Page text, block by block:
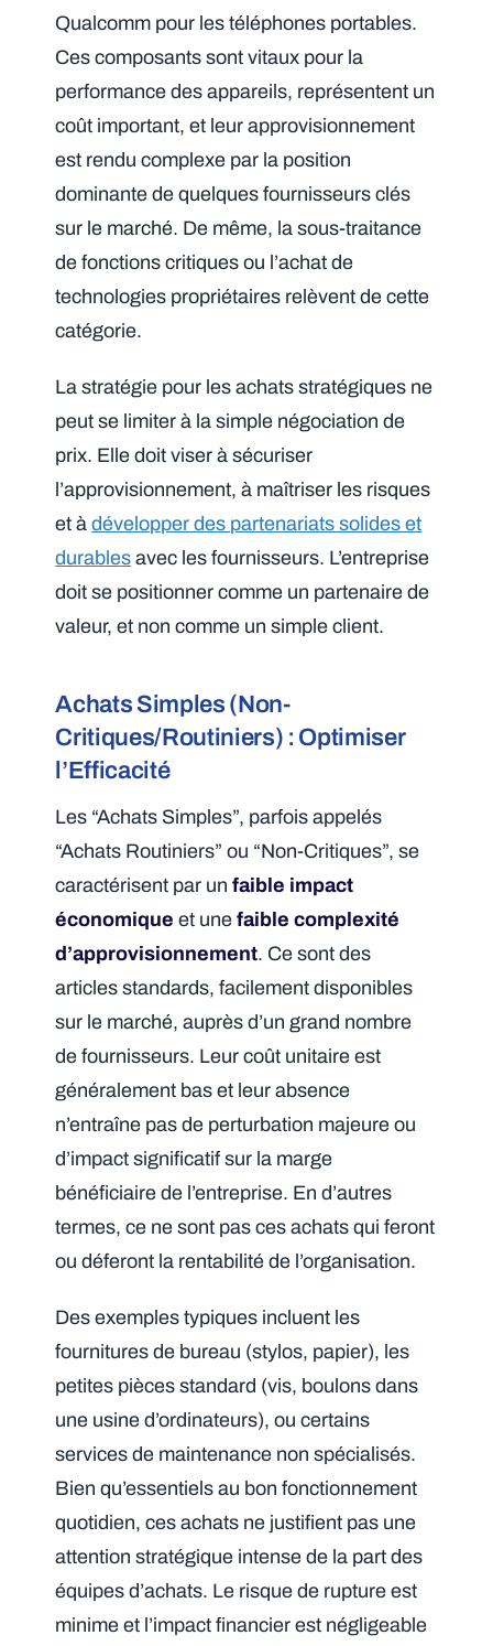
Qualcomm pour les téléphones portables.
Ces composants sont vitaux pour la
performance des appareils, représentent un
coût important, et leur approvisionnement
est rendu complexe par la position
dominante de quelques fournisseurs clés
sur le marché. De même, la sous-traitance
de fonctions critiques ou l’achat de
technologies propriétaires relèvent de cette
catégorie.
La stratégie pour les achats stratégiques ne
peut se limiter à la simple négociation de
prix. Elle doit viser à sécuriser
l’approvisionnement, à maîtriser les risques
et àdévelopper des partenariats solides et
durables avec les fournisseurs. L’entreprise
doit se positionner comme un partenaire de
valeur, et non comme un simple client.
Achats Simples (Non-
Critiques/Routiniers) : Optimiser
l’Efficacité
Les “Achats Simples”, parfois appelés
“Achats Routiniers” ou “Non-Critiques”, se
caractérisent par unfaible impact
économique et unefaible complexité
d’approvisionnement. Ce sont des
articles standards, facilement disponibles
sur le marché, auprès d’un grand nombre
de fournisseurs. Leur coût unitaire est
généralement bas et leur absence
n’entraîne pas de perturbation majeure ou
d’impact significatif sur la marge
bénéficiaire de l’entreprise. En d’autres
termes, ce ne sont pas ces achats qui feront
ou déferont la rentabilité de l’organisation.
Des exemples typiques incluent les
fournitures de bureau (stylos, papier), les
petites pièces standard (vis, boulons dans
une usine d’ordinateurs), ou certains
services de maintenance non spécialisés.
Bien qu’essentiels au bon fonctionnement
quotidien, ces achats ne justifient pas une
attention stratégique intense de la part des
équipes d’achats. Le risque de rupture est
minime et l’impact financier est négligeable